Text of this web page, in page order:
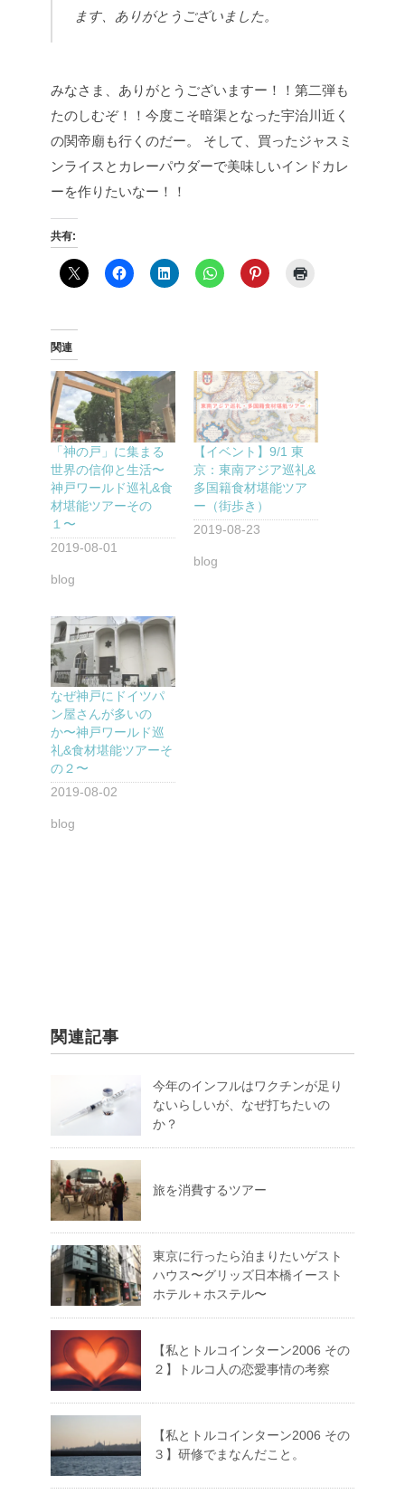
ます、ありがとうございました。
みなさま、ありがとうございますー！！第二弾も
たのしむぞ！！今度こそ暗渠となった宇治川近く
の関帝廟も行くのだー。
そして、買ったジャスミ
ンライスとカレーパウダーで美味しいインドカレ
ーを作りたいなー！！
共有:
関連
「神の戸」に集まる
世界の信仰と生活〜
神戸ワールド巡礼&食
材堪能ツアーその
１〜
2019-08-01
blog
【イベント】9/1 東
京：東南アジア巡礼&
多国籍食材堪能ツア
ー（街歩き）
2019-08-23
blog
なぜ神戸にドイツパ
ン屋さんが多いの
か〜神戸ワールド巡
礼&食材堪能ツアーそ
の２〜
2019-08-02
blog
関連記事
今年のインフルはワクチンが足り
ないらしいが、なぜ打ちたいの
か？
旅を消費するツアー
東京に行ったら泊まりたいゲスト
ハウス〜グリッズ日本橋イースト
ホテル＋ホステル〜
【私とトルコインターン2006 その
２】トルコ人の恋愛事情の考察
【私とトルコインターン2006 その
３】研修でまなんだこと。